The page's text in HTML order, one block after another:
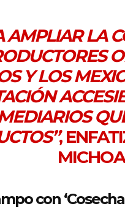
AMPLIAR LA
Y LOS
,
con